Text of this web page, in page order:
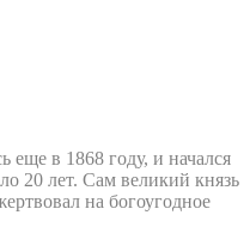
еще в 1868 году, и начался
20 лет. Сам великий князь
на богоугодное